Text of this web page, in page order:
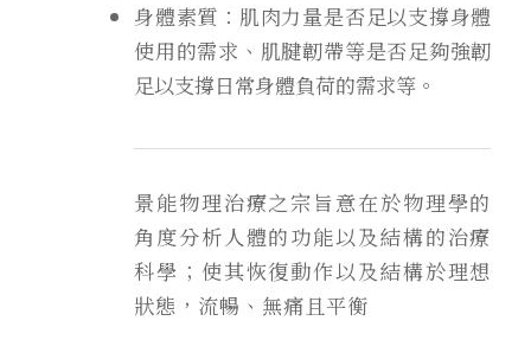
身體素質：肌肉力量是否足以支撐身體
使用的需求、肌腱韌帶等是否足夠強韌
足以支撐日常身體負荷的需求等。
景能物理治療之宗旨意在於物理學的
角度分析人體的功能以及結構的治療
科學；使其恢復動作以及結構於理想
狀態，流暢、無痛且平衡